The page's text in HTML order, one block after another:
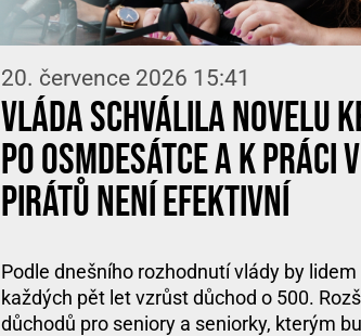
20. července 2026 15:41
Vláda schválila novelu
po osmdesátce a k práci
Pirátů není efektivní
Podle dnešního rozhodnutí vlády by
každých pět let vzrůst důchod o 500.
důchodů pro seniory a seniorky, kterým